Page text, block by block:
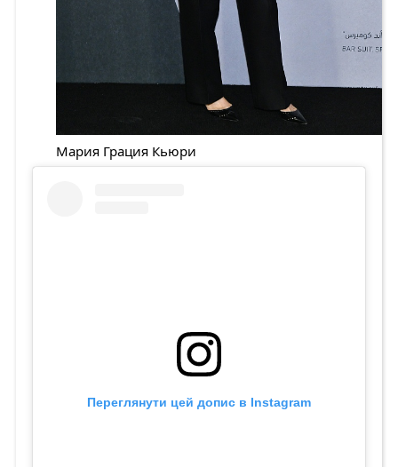
Мария Грация Кьюри
Переглянути цей допис в Instagram